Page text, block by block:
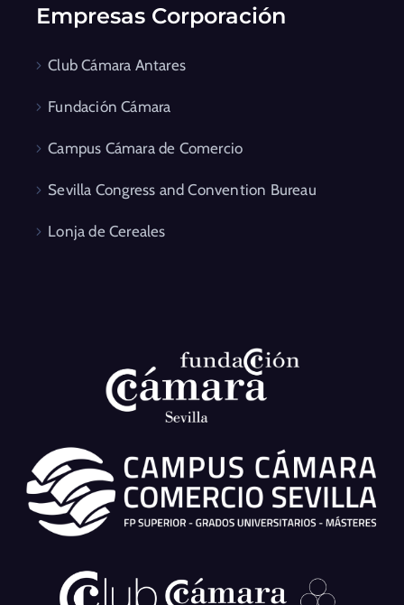
Empresas Corporación
Club Cámara Antares
Fundación Cámara
Campus Cámara de Comercio
Sevilla Congress and Convention Bureau
Lonja de Cereales